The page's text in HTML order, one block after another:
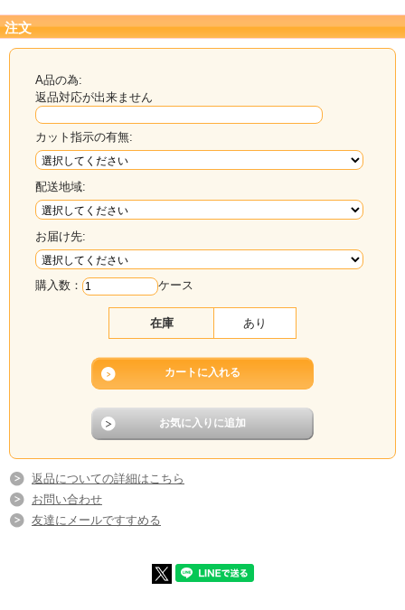
カットのご希望は、ご注文の備考欄へカット寸法をご記入いただくか、メール
またはFAXにて図面を当店までお送り下さい。
その際、端材の有無も必ずご連絡下さい。 端材有無のご指示がない場合は、端材
注文
A品の為:
返品対応が出来ません
カット指示の有無:
配送地域:
お届け先:
購入数： ケース
在庫 あり
返品についての詳細はこちら
お問い合わせ
友達にメールですすめる